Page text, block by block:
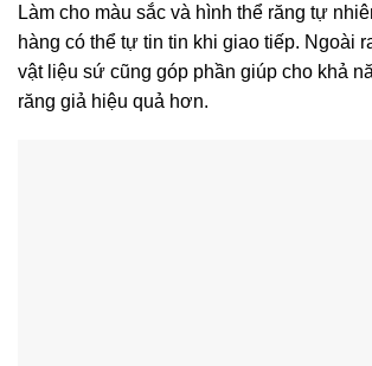
Làm cho màu sắc và hình thể răng tự
hàng có thể tự tin tin khi giao tiếp. Ngoài
vật liệu sứ cũng góp phần giúp cho khả
răng giả hiệu quả hơn.